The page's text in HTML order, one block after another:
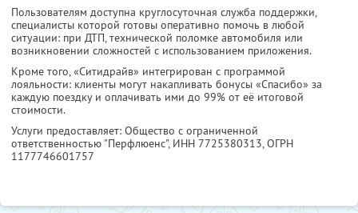
Пользователям доступна круглосуточная служба поддержки,
специалисты которой готовы оперативно помочь в любой
ситуации: при ДТП, технической поломке автомобиля или
возникновении сложностей с использованием приложения.
Кроме того, «Ситидрайв» интегрирован с программой
лояльности: клиенты могут накапливать бонусы «Спасибо» за
каждую поездку и оплачивать ими до 99% от её итоговой
стоимости.
Услуги предоставляет: Общество с ограниченной
ответственностью "Перфлюенс", ИНН 7725380313, ОГРН
1177746601757